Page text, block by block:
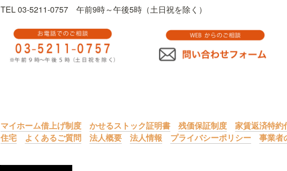
TEL 03-5211-0757　午前9時～午後5時（土日祝を除く）
マイホーム借上げ制度 かせるストック証明書 残価保証制度 家賃返済特約
住宅
よくあるご質問 法人概要 法人情報 プライバシーポリシー 事業者